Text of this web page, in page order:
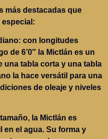
más destacadas que
especial:
: con longitudes
de 6’0″ la Mictlán es un
una tabla corta y una tabla
la hace versátil para una
de oleaje y niveles
la Mictlán es
el agua. Su forma y